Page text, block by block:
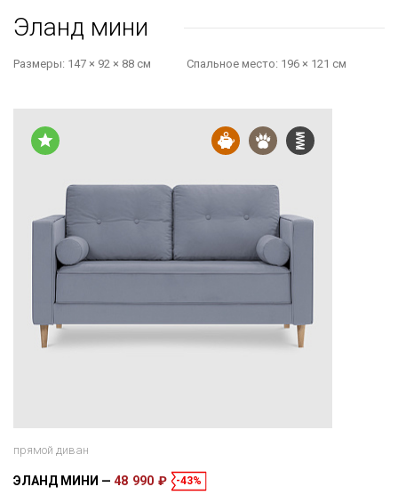
Эланд мини
Размеры: 147 × 92 × 88 см Cпальное место: 196 × 121 см
прямой диван
ЭЛАНД МИНИ 48 990 ₽ -43%